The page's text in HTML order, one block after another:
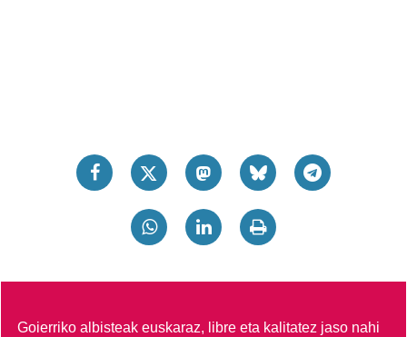
Goierriko albisteak euskaraz, libre eta kalitatez jaso nahi